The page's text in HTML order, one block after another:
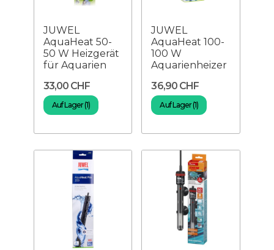
JUWEL
AquaHeat 50-
50 W Heizgerät
für Aquarien
33,00 CHF
Auf Lager (1)
JUWEL
AquaHeat 100-
100 W
Aquarienheizer
36,90 CHF
Auf Lager (1)